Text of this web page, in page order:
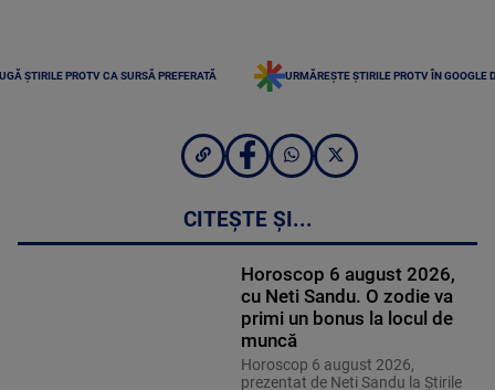
ȘTIRILE PROTV CA SURSĂ PREFERATĂ URMĂREȘTE ȘTIRILE PROTV ÎN GOOGLE
CITEȘTE ȘI...
Horoscop 6 august 2026,
cu Neti Sandu. O zodie va
primi un bonus la locul de
muncă
Horoscop 6 august 2026,
prezentat de Neti Sandu la Știrile